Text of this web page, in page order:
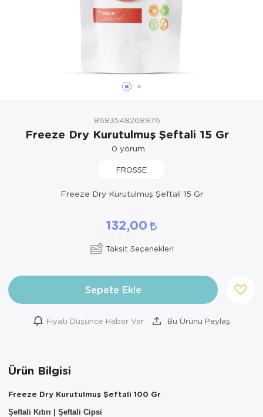
8683548268976
Freeze Dry Kurutulmuş Şeftali 15 Gr
0 yorum
FROSSE
Freeze Dry Kurutulmuş Şeftali 15 Gr
132,00
Taksit Seçenekleri
Sepete Ekle
Fiyatı Düşünce Haber Ver Bu Ürünü Paylaş
Ürün Bilgisi
Freeze Dry Kurutulmuş Şeftali 100 Gr
Şeftali Kıtırı | Şeftali Cipsi